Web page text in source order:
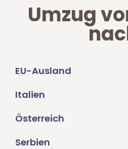
Umzug
EU-Ausland
Italien
Österreich
Serbien